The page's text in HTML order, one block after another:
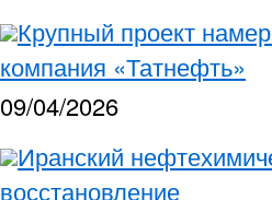
Крупный проект
компания «Татнефть»
09/04/2026
Иранский
восстановление